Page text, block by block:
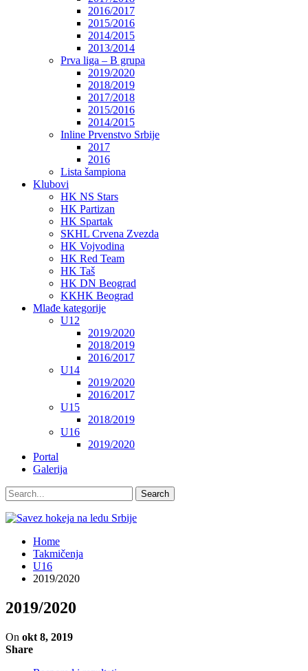
2016/2017
2015/2016
2014/2015
2013/2014
Prva liga – B grupa
2019/2020
2018/2019
2017/2018
2015/2016
2014/2015
Inline Prvenstvo Srbije
2017
2016
Lista šampiona
Klubovi
HK NS Stars
HK Partizan
HK Spartak
SKHL Crvena Zvezda
HK Vojvodina
HK Red Team
HK Taš
HK DN Beograd
KKHK Beograd
Mlađe kategorije
U12
2019/2020
2018/2019
2016/2017
U14
2019/2020
2016/2017
U15
2018/2019
U16
2019/2020
Portal
Galerija
Home
Takmičenja
U16
2019/2020
2019/2020
On okt 8, 2019
Share